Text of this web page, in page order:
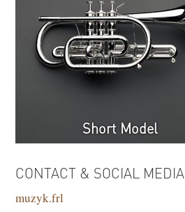
Short Model
CONTACT & SOCIAL MEDIA
muzyk.frl